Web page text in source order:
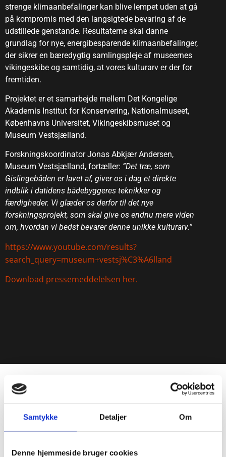
Samtykke Detaljer Om
Denne hjemmeside bruger cookies
strenge klimaanbefalinger kan blive lempet uden at gå
på kompromis med den langsigtede bevaring af de
udstillede genstande. Resultaterne skal danne
grundlag for nye, energibesparende klimaanbefalinger,
der sikrer en bæredygtig samlingspleje af museernes
vikingeskibe og samtidig, at vores kulturarv er der for
fremtiden.
Projektet er et samarbejde mellem Det Kongelige
Akademis Institut for Konservering, Nationalmuseet,
Københavns Universitet, Vikingeskibsmuset og
Museum Vestsjælland.
Forskningskoordinator Jonas Abkjær Andersen,
Museum Vestsjælland, fortæller: ”Det træ, som
Gislingebåden er lavet af, giver os i dag et direkte
indblik i datidens bådebyggeres teknikker og
færdigheder. Vi glæder os derfor til det nye
forskningsprojekt, som skal give os endnu mere viden
om, hvordan vi bedst bevarer denne unikke kulturarv.”
https://www.youtube.com/results?
search_query=museum+vestsj%C3%A6lland
Download pressemeddelelsen her.
ANDRE NYHEDER